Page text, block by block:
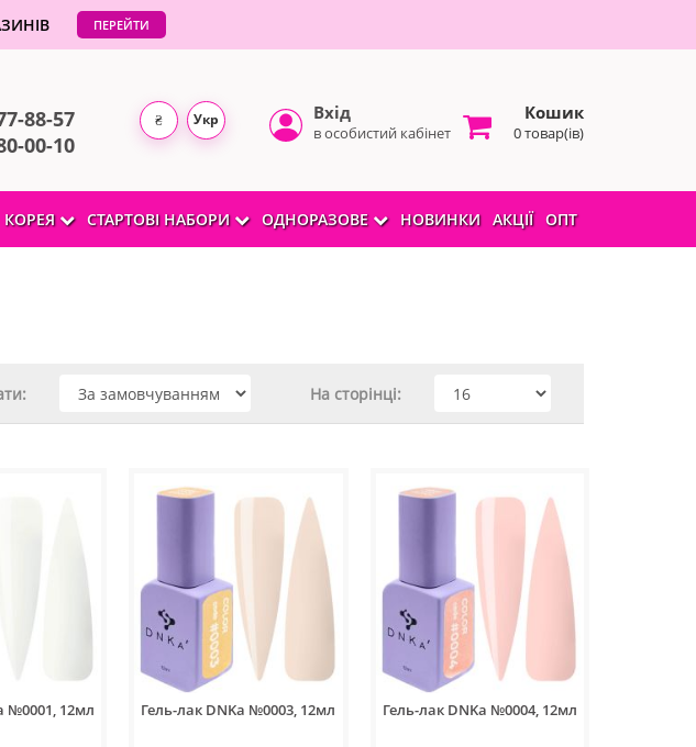
ПЕРЕЙТИ
88-57
00-10
₴ Укр Вхід
в особистий кабінет
Кошик
0 товар(ів)
КОРЕЯ СТАРТОВІ НАБОРИ ОДНОРАЗОВЕ НОВИНКИ АКЦІЇ ОПТ
На сторінці:
№0001, 12мл Гель-лак DNKa №0003, 12мл Гель-лак DNKa №0004, 12мл